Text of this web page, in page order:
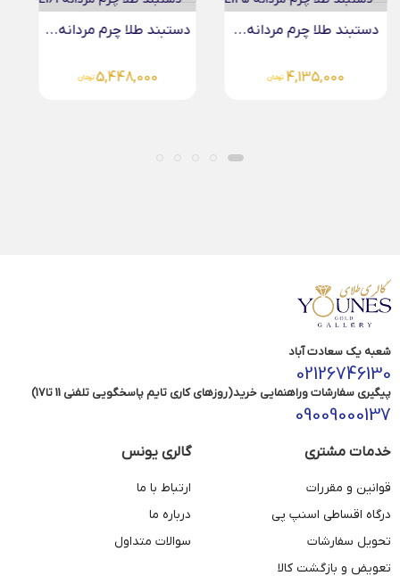
دستبند طلا چرم مردانه...
5,448,000 تومان
شعبه یک سعادت آباد
02126746130
پیگیری سفارشات وراهنمایی خرید(روزهای کاری تایم پاسخگویی تلفنی 11 تا17)
09009000137
خدمات مشتری
قوانین و مقررات
درگاه اقساطی اسنپ پی
تحویل سفارشات
تعویض و بازگشت کالا
گالری یونس
ارتباط با ما
درباره ما
سوالات متداول